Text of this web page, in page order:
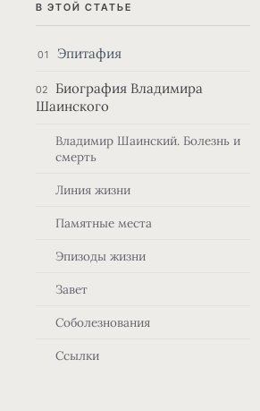
В ЭТОЙ СТАТЬЕ
01 Эпитафия
02
Биография Владимира
Шаинского
Владимир Шаинский. Болезнь и
смерть
Линия жизни
Памятные места
Эпизоды жизни
Завет
Соболезнования
Ссылки